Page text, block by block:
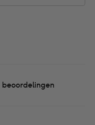
beoordelingen